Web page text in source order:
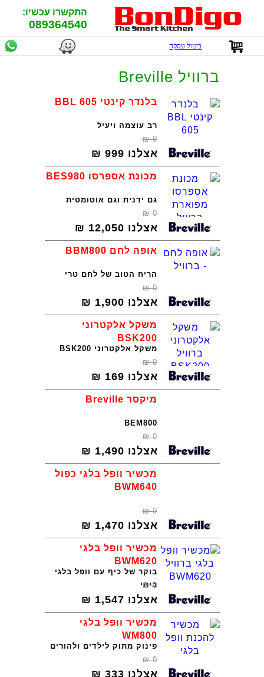
התקשרו עכשיו:
089364540
ביטול עסקה
ברוויל Breville
בלנדר קינטי BBL 605
רב עוצמה ויעיל
0
₪
אצלנו 999
₪
מכונת אספרסו BES980
גם ידנית וגם אוטומטית
0
₪
אצלנו 12,050
₪
אופה לחם BBM800
הריח הטוב של לחם טרי
0
₪
אצלנו 1,900
₪
משקל אלקטרוני
BSK200
משקל אלקטרוני BSK200
0
₪
אצלנו 169
₪
מיקסר Breville
BEM800
0
₪
אצלנו 1,490
₪
מכשיר וופל בלגי כפול
BWM640
0
₪
אצלנו 1,470
₪
מכשיר וופל בלגי
BWM620
בוקר של כיף עם וופל בלגי
ביתי
0
₪
אצלנו 1,547
₪
מכשיר וופל בלגי
WM800
פינוק מתוק לילדים ולהורים
0
₪
אצלנו 333
₪